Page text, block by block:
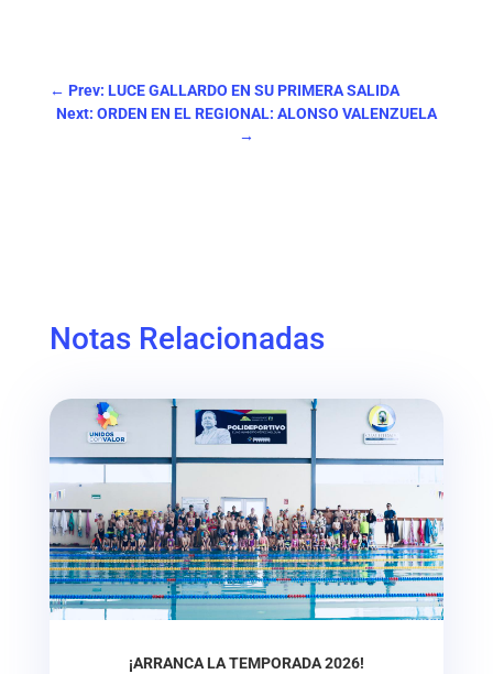
← Prev: LUCE GALLARDO EN SU PRIMERA SALIDA
Next: ORDEN EN EL REGIONAL: ALONSO VALENZUELA
→
Notas Relacionadas
¡ARRANCA LA TEMPORADA 2026!